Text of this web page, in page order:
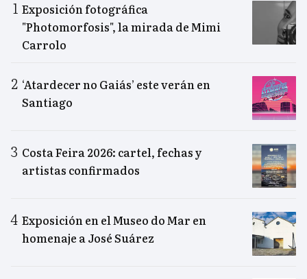
Exposición fotográfica
"Photomorfosis", la mirada de Mimi
Carrolo
‘Atardecer no Gaiás’ este verán en
Santiago
Costa Feira 2026: cartel, fechas y
artistas confirmados
Exposición en el Museo do Mar en
homenaje a José Suárez